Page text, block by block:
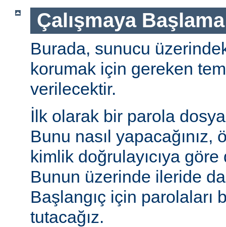
Çalışmaya Başlama
Burada, sunucu
korumak için gereken
verilecektir.
İlk olarak bir parola
Bunu nasıl
kimlik doğrulayıcıya
Bunun üzerinde ileride
Başlangıç için parolaları
tutacağız.